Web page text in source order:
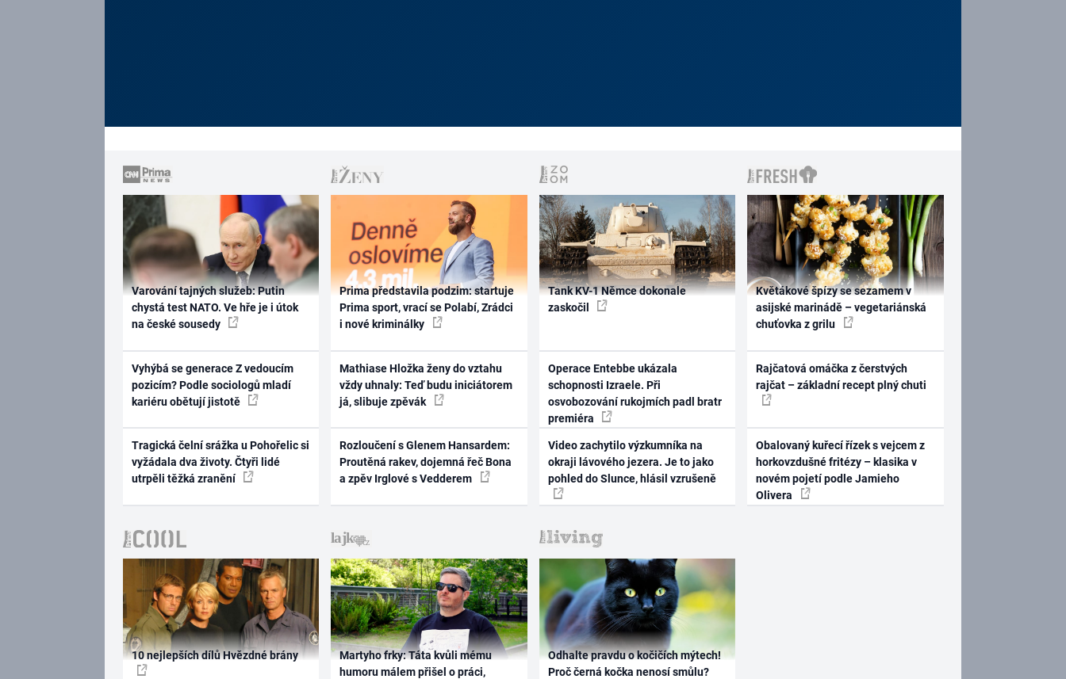
Varování tajných služeb: Putin
chystá test NATO. Ve hře je i útok
na české sousedy
Vyhýbá se generace Z vedoucím
pozicím? Podle sociologů mladí
kariéru obětují jistotě
Tragická čelní srážka u Pohořelic si
vyžádala dva životy. Čtyři lidé
utrpěli těžká zranění
Prima představila podzim: startuje
Prima sport, vrací se Polabí, Zrádci
i nové kriminálky
Mathiase Hložka ženy do vztahu
vždy uhnaly: Teď budu iniciátorem
já, slibuje zpěvák
Rozloučení s Glenem Hansardem:
Proutěná rakev, dojemná řeč Bona
a zpěv Irglové s Vedderem
Tank KV-1 Němce dokonale
zaskočil
Operace Entebbe ukázala
schopnosti Izraele. Při
osvobozování rukojmích padl bratr
premiéra
Video zachytilo výzkumníka na
okraji lávového jezera. Je to jako
pohled do Slunce, hlásil vzrušeně
Květákové špízy se sezamem v
asijské marinádě – vegetariánská
chuťovka z grilu
Rajčatová omáčka z čerstvých
rajčat – základní recept plný chuti
Obalovaný kuřecí řízek s vejcem z
horkovzdušné fritézy – klasika v
novém pojetí podle Jamieho
Olivera
10 nejlepších dílů Hvězdné brány
Martyho frky: Táta kvůli mému
humoru málem přišel o práci,
Odhalte pravdu o kočičích mýtech!
Proč černá kočka nenosí smůlu?